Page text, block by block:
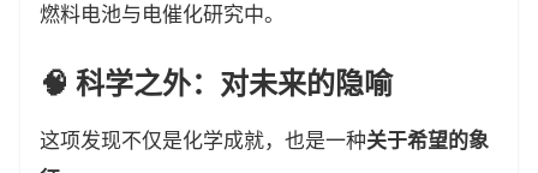
燃料电池与电催化研究中。
🧠 科学之外：对未来的隐喻
这项发现不仅是化学成就，也是一种关于希望的象